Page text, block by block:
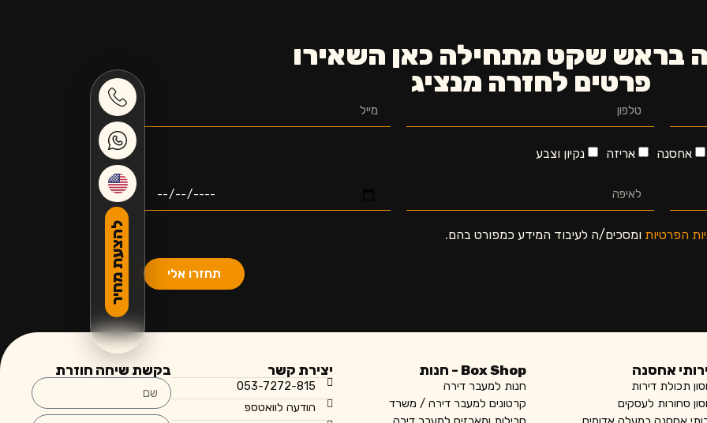
בראש שקט מתחילה כאן השאירו
פרטים לחזרה מנציג
אחסנה אריזה נקיון וצבע
הפרטיות ומסכים/ה לעיבוד המידע כמפורט בהם.
תחזרו אלי
אחסנה
תכולת דירות
סחורות לעסקים
Box Shop - חנות
חנות למעבר דירה
קרטונים למעבר דירה / משרד
יצירת קשר
053-7272-815
הודעה לוואטספ
בקשת שיחה חוזרת
להצעת מחיר